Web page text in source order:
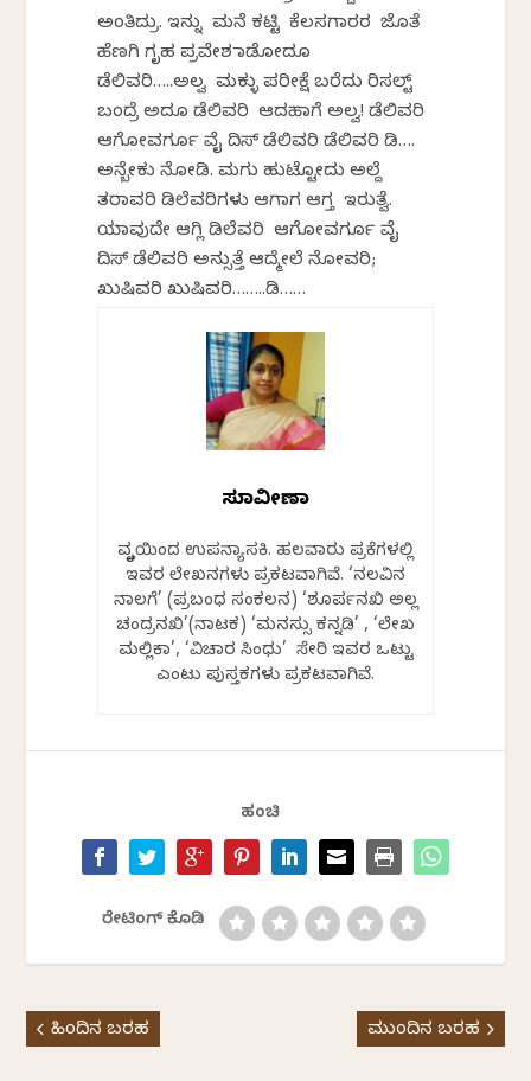
ಅಂತಿದ್ರು. ಇನ್ನು ಮನೆ ಕಟ್ಟಿ ಕೆಲಸಗಾರರ ಜೊತೆ
ಹೆಣಗಿ ಗೃಹ ಪ್ರವೇಶ ಮಾಡೋದೂ
ಡೆಲಿವರಿ…..ಅಲ್ವ ಮಕ್ಳು ಪರೀಕ್ಷೆ ಬರೆದು ರಿಸಲ್ಟ್
ಬಂದ್ರೆ ಅದೂ ಡೆಲಿವರಿ ಆದಹಾಗೆ ಅಲ್ವ! ಡೆಲಿವರಿ
ಆಗೋವರ್ಗೂ ವೈ ದಿಸ್ ಡೆಲಿವರಿ ಡೆಲಿವರಿ ಡಿ….
ಅನ್ಬೇಕು ನೋಡಿ. ಮಗು ಹುಟ್ಟೋದು ಅಲ್ದೆ
ತರಾವರಿ ಡಿಲೆವರಿಗಳು ಆಗಾಗ ಆಗ್ತ ಇರುತ್ವೆ.
ಯಾವುದೇ ಆಗ್ಲಿ ಡಿಲೆವರಿ ಆಗೋವರ್ಗೂ ವೈ
ದಿಸ್ ಡೆಲಿವರಿ ಅನ್ಸುತ್ತೆ ಆದ್ಮೇಲೆ ನೋವರಿ;
ಖುಷಿವರಿ ಖುಷಿವರಿ……..ಡಿ……
ಸುಮಾವೀಣಾ
ವೃತ್ತಿಯಿಂದ ಉಪನ್ಯಾಸಕಿ. ಹಲವಾರು ಪತ್ರಿಕೆಗಳಲ್ಲಿ
ಇವರ ಲೇಖನಗಳು ಪ್ರಕಟವಾಗಿವೆ. ‘ನಲವಿನ
ನಾಲಗೆ’ (ಪ್ರಬಂಧ ಸಂಕಲನ) ‘ಶೂರ್ಪನಖಿ ಅಲ್ಲ
ಚಂದ್ರನಖಿ’(ನಾಟಕ) ‘ಮನಸ್ಸು ಕನ್ನಡಿ’ , ‘ಲೇಖ
ಮಲ್ಲಿಕಾ’, ‘ವಿಚಾರ ಸಿಂಧು’ ಸೇರಿ ಇವರ ಒಟ್ಟು
ಎಂಟು ಪುಸ್ತಕಗಳು ಪ್ರಕಟವಾಗಿವೆ.
ಹಂಚಿ
ರೇಟಿಂಗ್ ಕೊಡಿ
ಹಿಂದಿನ ಬರಹ ಮುಂದಿನ ಬರಹ